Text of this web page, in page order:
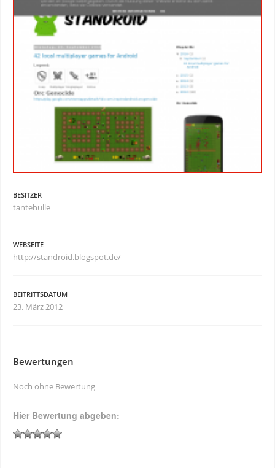
BESITZER
tantehulle
WEBSEITE
http://standroid.blogspot.de/
BEITRITTSDATUM
23. März 2012
Bewertungen
Noch ohne Bewertung
Hier Bewertung abgeben: